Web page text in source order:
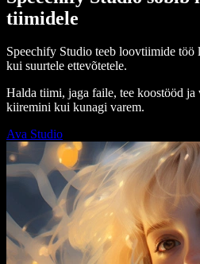
tiimidele
Speechify Studio teeb loovtiimide töö
kui suurtele ettevõtetele.
Halda tiimi, jaga faile, tee koostööd
kiiremini kui kunagi varem.
Ava Studio